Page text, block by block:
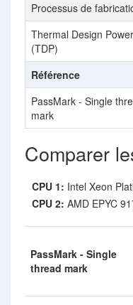
Processus de
Thermal Design Power
(TDP)
Référence
PassMark - Single
mark
Comparer
CPU 1: Intel Xeon
CPU 2: AMD EPYC
PassMark - Single
thread mark